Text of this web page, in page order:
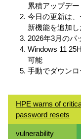
累積アップデ
今日の更新は、
新機能を追加
2026年3月のパ
Windows 11
可能
手動でダウン
HPE warns of
password resets
vulnerability